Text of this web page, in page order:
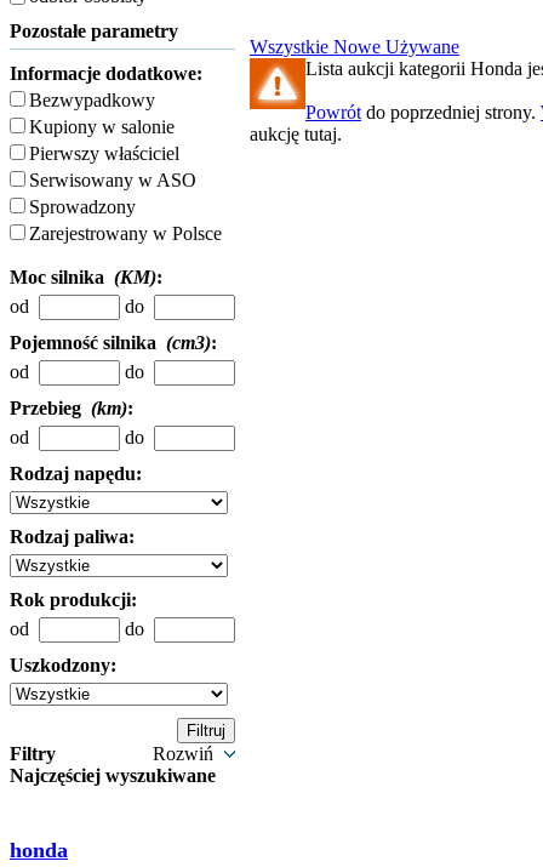
Pozostałe parametry
Informacje dodatkowe:
Bezwypadkowy
Kupiony w salonie
Pierwszy właściciel
Serwisowany w ASO
Sprowadzony
Zarejestrowany w Polsce
Moc silnika (KM):
od
do
Pojemność silnika (cm3):
od
do
Przebieg (km):
od
do
Rodzaj napędu:
Rodzaj paliwa:
Rok produkcji:
od
do
Uszkodzony:
Filtry
Rozwiń
Najczęściej wyszukiwane
honda
Wszystkie Nowe Używane
Lista aukcji kategorii Honda
Powrót do poprzedniej strony.
aukcję tutaj.